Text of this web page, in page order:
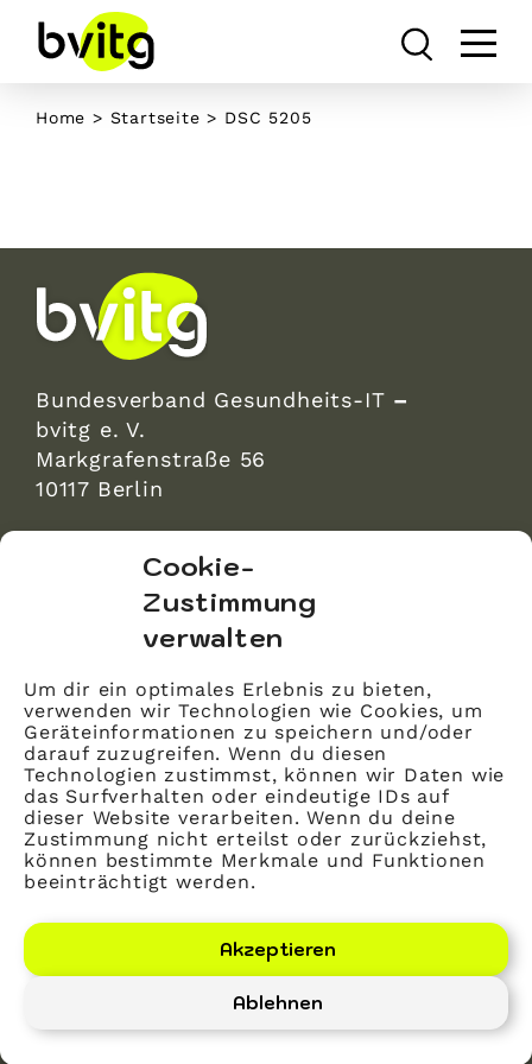
Cookie-
Zustimmung
verwalten
Um dir ein optimales Erlebnis zu bieten,
verwenden wir Technologien wie Cookies, um
Geräteinformationen zu speichern und/oder
darauf zuzugreifen. Wenn du diesen
Technologien zustimmst, können wir Daten wie
das Surfverhalten oder eindeutige IDs auf
dieser Website verarbeiten. Wenn du deine
Zustimmung nicht erteilst oder zurückziehst,
können bestimmte Merkmale und Funktionen
beeinträchtigt werden.
Akzeptieren
Ablehnen
content
Home > Startseite > DSC 5205
Bundesverband Gesundheits-IT –
bvitg e. V.
Markgrafenstraße 56
10117 Berlin
Markgrafenstraße 56
10117 Berlin
Impressum
Kontakt
Datenschutz
Mitglied werden
LinkedIn
YouTube
Bundesverband Gesundheits-IT – bvitg e. V.
2026©